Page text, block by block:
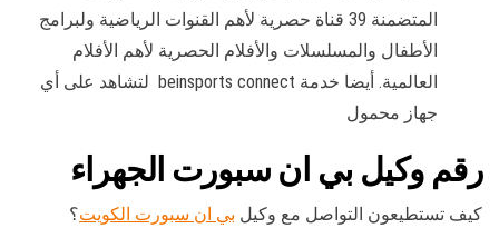
المتضمنة 39 قناة حصرية لأهم القنوات الرياضية ولبرامج
الأطفال والمسلسلات والأفلام الحصرية لأهم الأفلام
العالمية. أيضا خدمة beinsports connect لتشاهد على أي
جهاز محمول
رقم وكيل بي ان سبورت الجهراء
كيف تستطيعون التواصل مع وكيل بي ان سبورت الكويت؟